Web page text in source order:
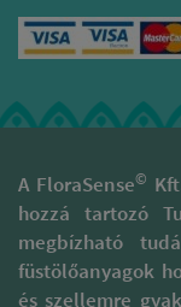
A FloraSense©
hozzá tartozó
megbízható
füstölőanyagok
és szellemre